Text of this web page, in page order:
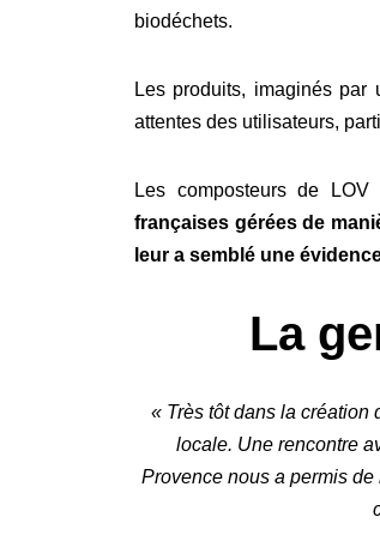
biodéchets.
Les produits, imaginés par
attentes des utilisateurs,
Les composteurs de
françaises gérées de
leur a semblé une
La
« Très tôt dans la création
locale. Une rencontre
Provence nous a permis de